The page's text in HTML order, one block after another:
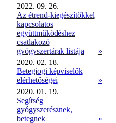
2022. 09. 26.
Az étrend-kiegészítőkkel
kapcsolatos
együttműködéshez
csatlakozó
gyógyszertárak listája
»
2020. 02. 18.
Betegjogi képviselők
elérhetőségei
»
2020. 01. 19.
Segítség
gyógyszerésznek,
betegnek
»